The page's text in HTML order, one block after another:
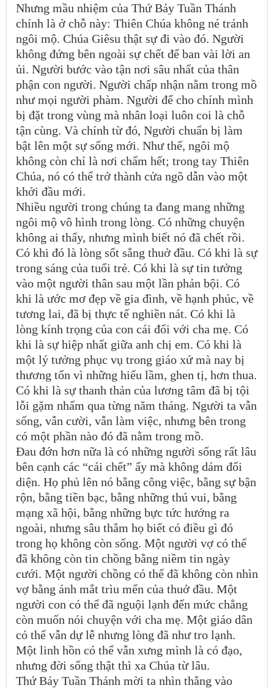
Nhưng mầu nhiệm của Thứ Bảy Tuần Thánh
chính là ở chỗ này: Thiên Chúa không né tránh
ngôi mộ. Chúa Giêsu thật sự đi vào đó. Người
không đứng bên ngoài sự chết để ban vài lời an
ủi. Người bước vào tận nơi sâu nhất của thân
phận con người. Người chấp nhận nằm trong mồ
như mọi người phàm. Người để cho chính mình
bị đặt trong vùng mà nhân loại luôn coi là chỗ
tận cùng. Và chính từ đó, Người chuẩn bị làm
bật lên một sự sống mới. Như thế, ngôi mộ
không còn chỉ là nơi chấm hết; trong tay Thiên
Chúa, nó có thể trở thành cửa ngõ dẫn vào một
khởi đầu mới.
Nhiều người trong chúng ta đang mang những
ngôi mộ vô hình trong lòng. Có những chuyện
không ai thấy, nhưng mình biết nó đã chết rồi.
Có khi đó là lòng sốt sắng thuở đầu. Có khi là sự
trong sáng của tuổi trẻ. Có khi là sự tin tưởng
vào một người thân sau một lần phản bội. Có
khi là ước mơ đẹp về gia đình, về hạnh phúc, về
tương lai, đã bị thực tế nghiền nát. Có khi là
lòng kính trọng của con cái đối với cha mẹ. Có
khi là sự hiệp nhất giữa anh chị em. Có khi là
một lý tưởng phục vụ trong giáo xứ mà nay bị
thương tổn vì những hiểu lầm, ghen tị, hơn thua.
Có khi là sự thanh thản của lương tâm đã bị tội
lỗi gặm nhấm qua từng năm tháng. Người ta vẫn
sống, vẫn cười, vẫn làm việc, nhưng bên trong
có một phần nào đó đã nằm trong mồ.
Đau đớn hơn nữa là có những người sống rất lâu
bên cạnh các “cái chết” ấy mà không dám đối
diện. Họ phủ lên nó bằng công việc, bằng sự bận
rộn, bằng tiền bạc, bằng những thú vui, bằng
mạng xã hội, bằng những bực tức hướng ra
ngoài, nhưng sâu thẳm họ biết có điều gì đó
trong họ không còn sống. Một người vợ có thể
đã không còn tin chồng bằng niềm tin ngày
cưới. Một người chồng có thể đã không còn nhìn
vợ bằng ánh mắt trìu mến của thuở đầu. Một
người con có thể đã nguội lạnh đến mức chẳng
còn muốn nói chuyện với cha mẹ. Một giáo dân
có thể vẫn dự lễ nhưng lòng đã như tro lạnh.
Một linh hồn có thể vẫn xưng mình là có đạo,
nhưng đời sống thật thì xa Chúa từ lâu.
Thứ Bảy Tuần Thánh mời ta nhìn thẳng vào